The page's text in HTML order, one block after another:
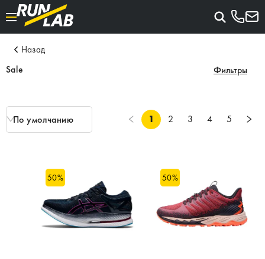
Назад
Sale
Фильтры
По умолчанию 1 2 3 4 5
50% 50%